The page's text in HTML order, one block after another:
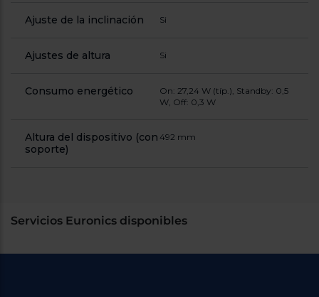
Ajuste de la inclinación Si
Ajustes de altura Si
Consumo energético
On: 27,24 W (típ.), Standby: 0,5
W, Off: 0,3 W
Altura del dispositivo (con
soporte)
492 mm
Servicios Euronics disponibles